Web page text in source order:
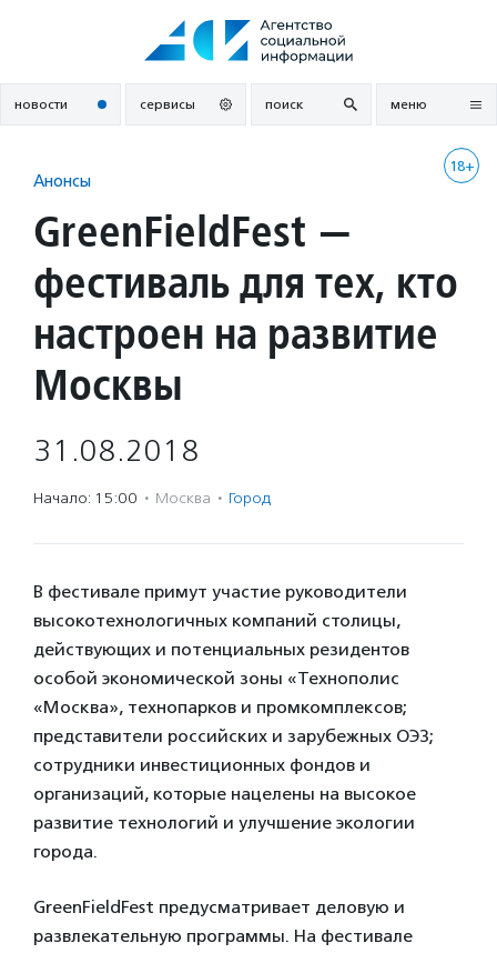
новости сервисы поиск меню
18+
Анонсы
GreenFieldFest —
фестиваль для тех, кто
настроен на развитие
Москвы
31.08.2018
Начало: 15:00 · Москва · Город
В фестивале примут участие руководители
высокотехнологичных компаний столицы,
действующих и потенциальных резидентов
особой экономической зоны «Технополис
«Москва», технопарков и промкомплексов;
представители российских и зарубежных ОЭЗ;
сотрудники инвестиционных фондов и
организаций, которые нацелены на высокое
развитие технологий и улучшение экологии
города.
GreenFieldFest предусматривает деловую и
развлекательную программы. На фестивале